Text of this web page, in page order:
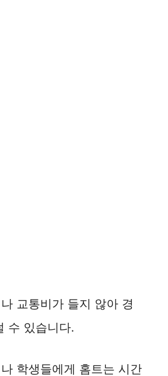
교통비가 들지 않아 경
수 있습니다.
학생들에게 홈트는 시간